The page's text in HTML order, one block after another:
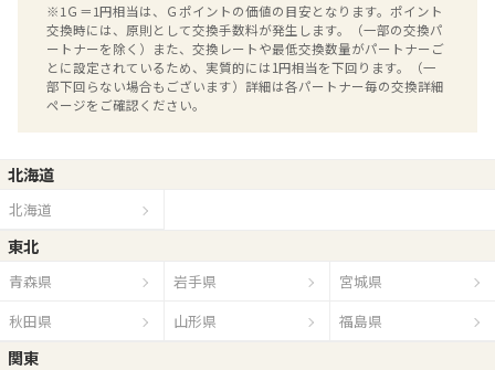
※1Ｇ＝1円相当は、Ｇポイントの価値の目安となります。ポイント
交換時には、原則として交換手数料が発生します。（一部の交換パ
ートナーを除く）また、交換レートや最低交換数量がパートナーご
とに設定されているため、実質的には1円相当を下回ります。（一
部下回らない場合もございます）詳細は各パートナー毎の交換詳細
ページをご確認ください。
北海道
北海道
東北
青森県 岩手県
宮城県
秋田県
山形県 福島県
関東